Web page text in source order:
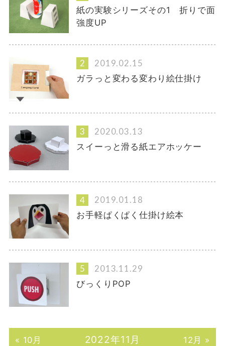
紙の実験シリーズその1 折りで面
強度UP
2019.02.15
ガラっと変わる変わり絵仕掛け
2020.03.13
スイーっと滑る紙エアホッケー
2019.01.18
お手軽ぱくぱく仕掛け絵本
2013.11.29
びっくりPOP
« 10月 2022年11月 12月 »